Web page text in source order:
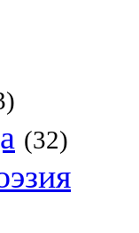
(32)